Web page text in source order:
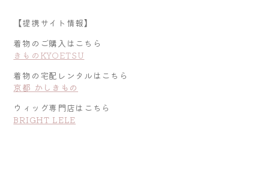
【提携サイト情報】
着物のご購入はこちら
きものKYOETSU
着物の宅配レンタルはこちら
京都 かしきもの
ウィッグ専門店はこちら
BRIGHT LELE